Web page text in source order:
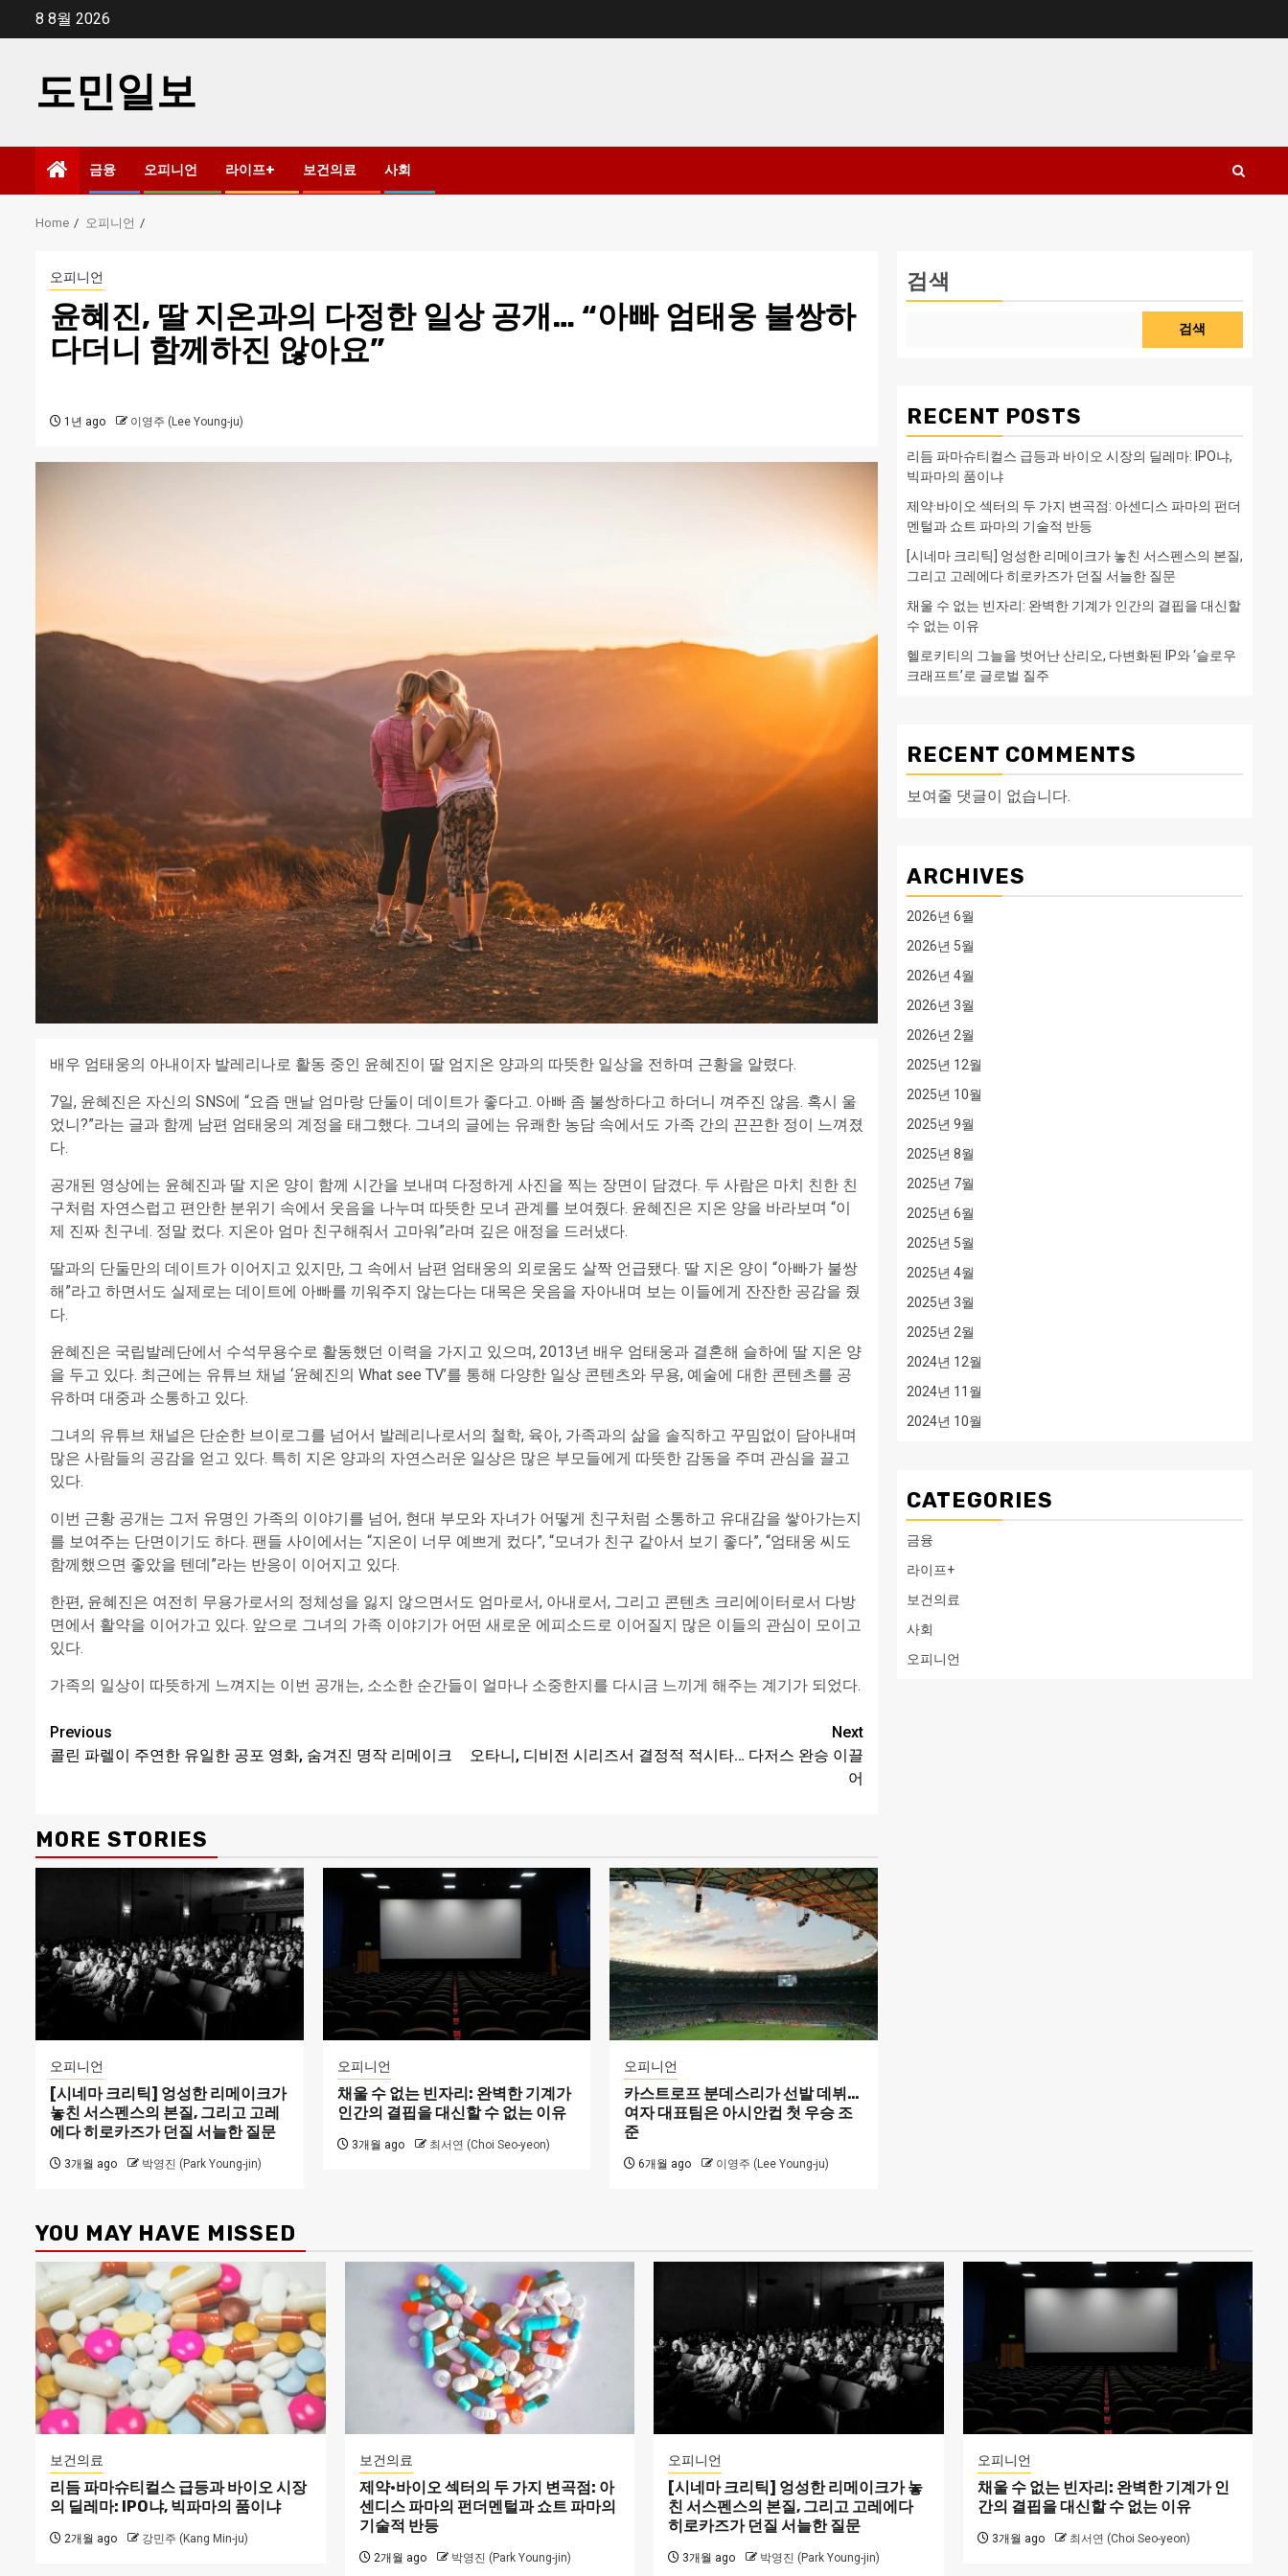
8 8월 2026
도민일보
금융 오피니언 라이프+ 보건의료 사회
Home 오피니언
오피니언
윤혜진, 딸 지온과의 다정한 일상 공개… “아빠 엄태웅 불쌍하
다더니 함께하진 않아요”
1년 ago 이영주 (Lee Young-ju)
배우 엄태웅의 아내이자 발레리나로 활동 중인 윤혜진이 딸 엄지온 양과의 따뜻한 일상을 전하며 근황을 알렸다.
7일, 윤혜진은 자신의 SNS에 “요즘 맨날 엄마랑 단둘이 데이트가 좋다고. 아빠 좀 불쌍하다고 하더니 껴주진 않음. 혹시 울
었니?”라는 글과 함께 남편 엄태웅의 계정을 태그했다. 그녀의 글에는 유쾌한 농담 속에서도 가족 간의 끈끈한 정이 느껴졌
다.
공개된 영상에는 윤혜진과 딸 지온 양이 함께 시간을 보내며 다정하게 사진을 찍는 장면이 담겼다. 두 사람은 마치 친한 친
구처럼 자연스럽고 편안한 분위기 속에서 웃음을 나누며 따뜻한 모녀 관계를 보여줬다. 윤혜진은 지온 양을 바라보며 “이
제 진짜 친구네. 정말 컸다. 지온아 엄마 친구해줘서 고마워”라며 깊은 애정을 드러냈다.
딸과의 단둘만의 데이트가 이어지고 있지만, 그 속에서 남편 엄태웅의 외로움도 살짝 언급됐다. 딸 지온 양이 “아빠가 불쌍
해”라고 하면서도 실제로는 데이트에 아빠를 끼워주지 않는다는 대목은 웃음을 자아내며 보는 이들에게 잔잔한 공감을 줬
다.
윤혜진은 국립발레단에서 수석무용수로 활동했던 이력을 가지고 있으며, 2013년 배우 엄태웅과 결혼해 슬하에 딸 지온 양
을 두고 있다. 최근에는 유튜브 채널 ‘윤혜진의 What see TV’를 통해 다양한 일상 콘텐츠와 무용, 예술에 대한 콘텐츠를 공
유하며 대중과 소통하고 있다.
그녀의 유튜브 채널은 단순한 브이로그를 넘어서 발레리나로서의 철학, 육아, 가족과의 삶을 솔직하고 꾸밈없이 담아내며
많은 사람들의 공감을 얻고 있다. 특히 지온 양과의 자연스러운 일상은 많은 부모들에게 따뜻한 감동을 주며 관심을 끌고
있다.
이번 근황 공개는 그저 유명인 가족의 이야기를 넘어, 현대 부모와 자녀가 어떻게 친구처럼 소통하고 유대감을 쌓아가는지
를 보여주는 단면이기도 하다. 팬들 사이에서는 “지온이 너무 예쁘게 컸다”, “모녀가 친구 같아서 보기 좋다”, “엄태웅 씨도
함께했으면 좋았을 텐데”라는 반응이 이어지고 있다.
한편, 윤혜진은 여전히 무용가로서의 정체성을 잃지 않으면서도 엄마로서, 아내로서, 그리고 콘텐츠 크리에이터로서 다방
면에서 활약을 이어가고 있다. 앞으로 그녀의 가족 이야기가 어떤 새로운 에피소드로 이어질지 많은 이들의 관심이 모이고
있다.
가족의 일상이 따뜻하게 느껴지는 이번 공개는, 소소한 순간들이 얼마나 소중한지를 다시금 느끼게 해주는 계기가 되었다.
Continue
Reading
Previous
콜린 파렐이 주연한 유일한 공포 영화, 숨겨진 명작 리메이크
Next
오타니, 디비전 시리즈서 결정적 적시타… 다저스 완승 이끌
어
MORE STORIES
오피니언
[시네마 크리틱] 엉성한 리메이크가
놓친 서스펜스의 본질, 그리고 고레
에다 히로카즈가 던질 서늘한 질문
3개월 ago 박영진 (Park Young-jin)
오피니언
채울 수 없는 빈자리: 완벽한 기계가
인간의 결핍을 대신할 수 없는 이유
3개월 ago 최서연 (Choi Seo-yeon)
오피니언
카스트로프 분데스리가 선발 데뷔…
여자 대표팀은 아시안컵 첫 우승 조
준
6개월 ago 이영주 (Lee Young-ju)
검색
검색
RECENT POSTS
리듬 파마슈티컬스 급등과 바이오 시장의 딜레마: IPO냐,
빅파마의 품이냐
제약·바이오 섹터의 두 가지 변곡점: 아센디스 파마의 펀더
멘털과 쇼트 파마의 기술적 반등
[시네마 크리틱] 엉성한 리메이크가 놓친 서스펜스의 본질,
그리고 고레에다 히로카즈가 던질 서늘한 질문
채울 수 없는 빈자리: 완벽한 기계가 인간의 결핍을 대신할
수 없는 이유
헬로키티의 그늘을 벗어난 산리오, 다변화된 IP와 ‘슬로우
크래프트’로 글로벌 질주
RECENT COMMENTS
보여줄 댓글이 없습니다.
ARCHIVES
2026년 6월
2026년 5월
2026년 4월
2026년 3월
2026년 2월
2025년 12월
2025년 10월
2025년 9월
2025년 8월
2025년 7월
2025년 6월
2025년 5월
2025년 4월
2025년 3월
2025년 2월
2024년 12월
2024년 11월
2024년 10월
CATEGORIES
금융
라이프+
보건의료
사회
오피니언
YOU MAY HAVE MISSED
보건의료
리듬 파마슈티컬스 급등과 바이오 시장
의 딜레마: IPO냐, 빅파마의 품이냐
2개월 ago 강민주 (Kang Min-ju)
보건의료
제약·바이오 섹터의 두 가지 변곡점: 아
센디스 파마의 펀더멘털과 쇼트 파마의
기술적 반등
2개월 ago 박영진 (Park Young-jin)
오피니언
[시네마 크리틱] 엉성한 리메이크가 놓
친 서스펜스의 본질, 그리고 고레에다
히로카즈가 던질 서늘한 질문
3개월 ago 박영진 (Park Young-jin)
오피니언
채울 수 없는 빈자리: 완벽한 기계가 인
간의 결핍을 대신할 수 없는 이유
3개월 ago 최서연 (Choi Seo-yeon)